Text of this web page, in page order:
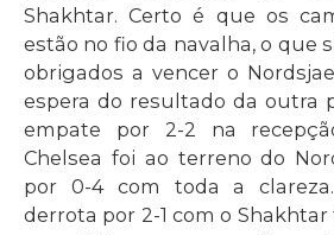
Shakhtar. Certo é que os
estão no fio da navalha, o que
obrigados a vencer o
espera do resultado da outra
empate por 2-2 na
Chelsea foi ao terreno do
por 0-4 com toda a
derrota por 2-1 com o